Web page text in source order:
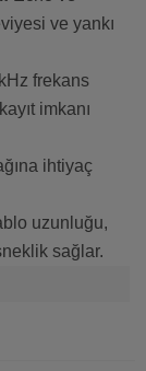
ve yankı
frekans
imkanı
ihtiyaç
uzunluğu,
sağlar.